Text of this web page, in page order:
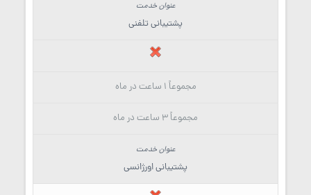
پشتیبانی تلفنی
مجموعاً 1 ساعت در ماه
مجموعاً 3 ساعت در ماه
پشتیبانی اورژانسی